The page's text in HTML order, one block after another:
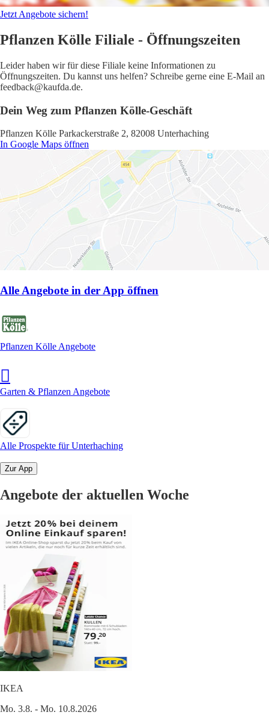
Jetzt Angebote sichern!
Pflanzen Kölle Filiale - Öffnungszeiten
Leider haben wir für diese Filiale keine Informationen zu
Öffnungszeiten. Du kannst uns helfen? Schreibe gerne eine E-Mail an
feedback@kaufda.de.
Dein Weg zum Pflanzen Kölle-Geschäft
Pflanzen Kölle Parkackerstraße 2, 82008 Unterhaching
In Google Maps öffnen
Alle Angebote in der App öffnen
Pflanzen Kölle Angebote
Garten & Pflanzen Angebote
Alle Prospekte für Unterhaching
Zur App
Angebote der aktuellen Woche
IKEA
Mo. 3.8. - Mo. 10.8.2026